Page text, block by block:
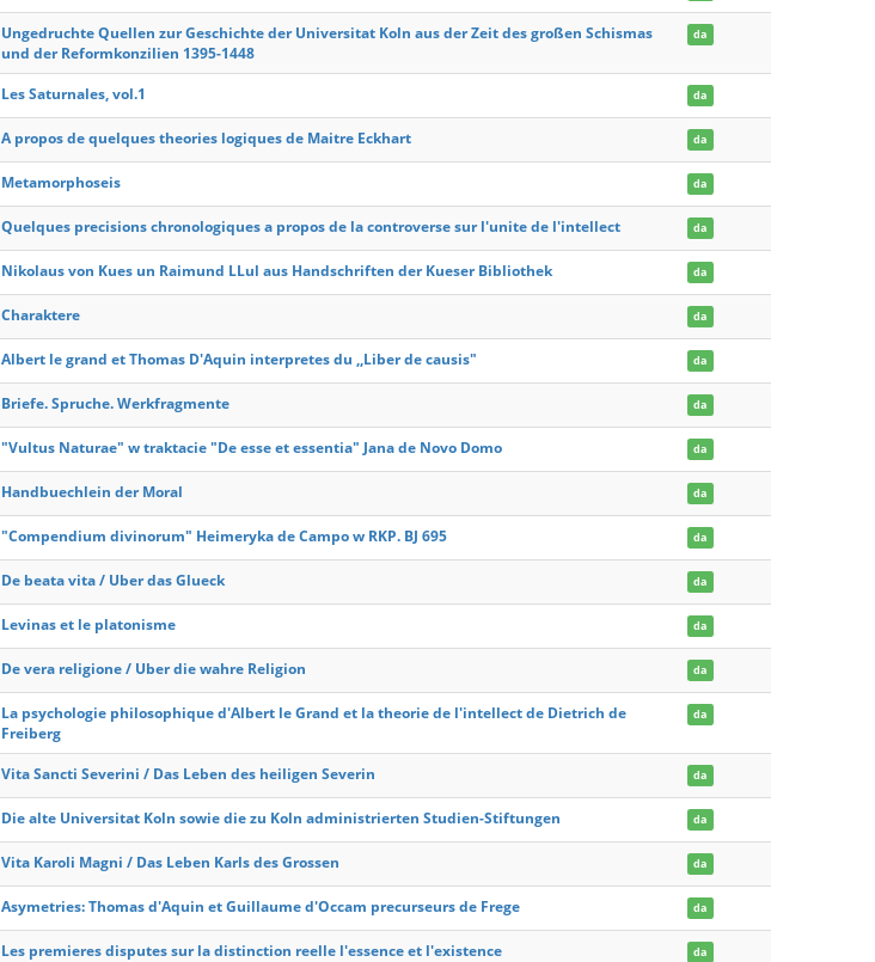
Ungedruchte Quellen zur Geschichte der Universitat Koln aus der Zeit des großen Schismas
und der Reformkonzilien 1395-1448
da
Les Saturnales, vol.1 da
A propos de quelques theories logiques de Maitre Eckhart da
Metamorphoseis da
Quelques precisions chronologiques a propos de la controverse sur l'unite de l'intellect da
Nikolaus von Kues un Raimund LLul aus Handschriften der Kueser Bibliothek da
Charaktere da
Albert le grand et Thomas D'Aquin interpretes du ,,Liber de causis" da
Briefe. Spruche. Werkfragmente da
"Vultus Naturae" w traktacie "De esse et essentia" Jana de Novo Domo da
Handbuechlein der Moral da
"Compendium divinorum" Heimeryka de Campo w RKP. BJ 695 da
De beata vita / Uber das Glueck da
Levinas et le platonisme da
De vera religione / Uber die wahre Religion da
La psychologie philosophique d'Albert le Grand et la theorie de l'intellect de Dietrich de
Freiberg
da
Vita Sancti Severini / Das Leben des heiligen Severin da
Die alte Universitat Koln sowie die zu Koln administrierten Studien-Stiftungen da
Vita Karoli Magni / Das Leben Karls des Grossen da
Asymetries: Thomas d'Aquin et Guillaume d'Occam precurseurs de Frege da
Les premieres disputes sur la distinction reelle l'essence et l'existence da